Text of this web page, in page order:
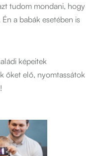
tudom mondani, hogy
a babák esetében is
képeitek
őket elő, nyomtassátok